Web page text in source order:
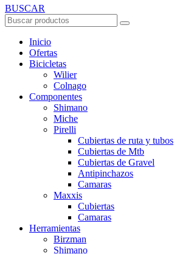
BUSCAR
Inicio
Ofertas
Bicicletas
Wilier
Colnago
Componentes
Shimano
Miche
Pirelli
Cubiertas de ruta y tubos
Cubiertas de Mtb
Cubiertas de Gravel
Antipinchazos
Camaras
Maxxis
Cubiertas
Camaras
Herramientas
Birzman
Shimano